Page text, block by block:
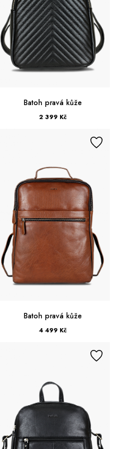
Batoh pravá kůže
2 399 Kč
Batoh pravá kůže
4 499 Kč